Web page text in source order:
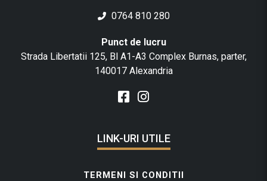
0764 810 280
Punct de lucru
Strada Libertatii 125, Bl A1-A3 Complex Burnas, parter,
140017 Alexandria
LINK-URI UTILE
TERMENI SI CONDITII